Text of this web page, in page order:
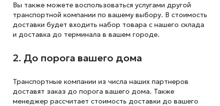
Вы также можете воспользоваться услугами другой
транспортной компании по вашему выбору. В стоимость
доставки будет входить набор товара с нашего склада
и доставка до терминала в вашем городе.
2. До порога вашего дома
Транспортные компании из числа наших партнеров
доставят заказ до порога вашего дома. Также
менеджер рассчитает стоимость доставки до вашего